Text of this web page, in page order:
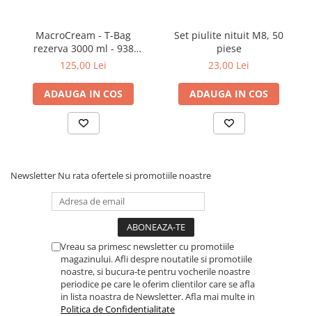
Cutii de Scule
Chei/Tubulare/Biti
Tubulare
Chei cu clichet, fixe, speciale
Scule de mana
Perii/Perii de Sarma
Poansoane / Punctatoare /
Ciocane / Dalti
Filiere si tarozi
Material: Otel inoxidabil
MacroCream - T-Bag
rezerva 3000 ml - 938
spalari.
125,00 Lei
ADAUGA IN COS
Set piulite nituit M8, 50
piese
23,00 Lei
ADAUGA IN COS
Newsletter Nu rata ofertele si promotiile noastre
Vreau sa primesc newsletter cu promotiile
magazinului. Afli despre noutatile si promotiile
noastre, si bucura-te pentru vocherile noastre
periodice pe care le oferim clientilor care se afla
in lista noastra de Newsletter. Afla mai multe in
Politica de Confidentialitate